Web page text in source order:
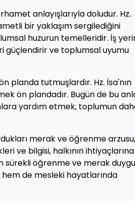
anlayışlarıyla doludur. Hz.
bir yaklaşım sergilediğini
huzurun temelleridir. İş
güçlendirir ve toplumsal uyumu
planda tutmuşlardır. Hz. İsa'nın
ön plandadır. Bugün de bu
yardım etmek, toplumun
merak ve öğrenme arzusu,
ve bilgisi, halkının ihtiyaçlarına
sürekli öğrenme ve merak
de mesleki hayatlarında